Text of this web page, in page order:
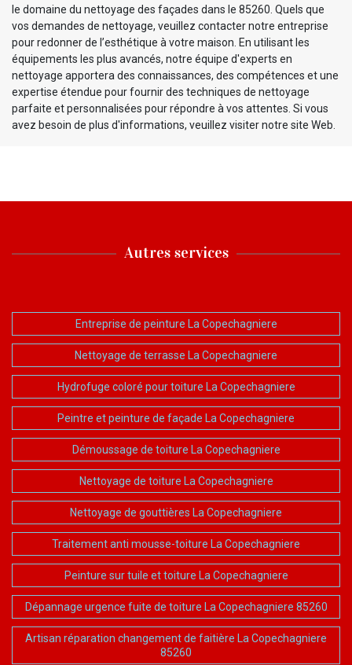
le domaine du nettoyage des façades dans le 85260. Quels que
vos demandes de nettoyage, veuillez contacter notre entreprise
pour redonner de l’esthétique à votre maison. En utilisant les
équipements les plus avancés, notre équipe d'experts en
nettoyage apportera des connaissances, des compétences et une
expertise étendue pour fournir des techniques de nettoyage
parfaite et personnalisées pour répondre à vos attentes. Si vous
avez besoin de plus d'informations, veuillez visiter notre site Web.
Autres services
Entreprise de peinture La Copechagniere
Nettoyage de terrasse La Copechagniere
Hydrofuge coloré pour toiture La Copechagniere
Peintre et peinture de façade La Copechagniere
Démoussage de toiture La Copechagniere
Nettoyage de toiture La Copechagniere
Nettoyage de gouttières La Copechagniere
Traitement anti mousse-toiture La Copechagniere
Peinture sur tuile et toiture La Copechagniere
Dépannage urgence fuite de toiture La Copechagniere 85260
Artisan réparation changement de faitière La Copechagniere
85260